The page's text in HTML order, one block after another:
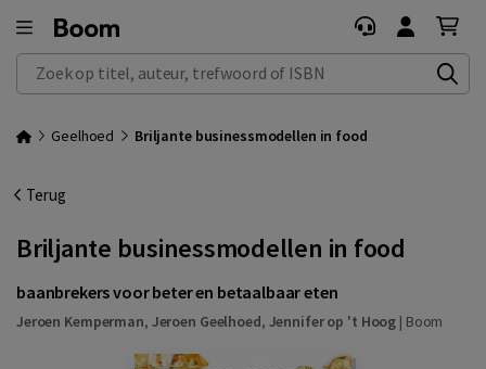
Zoek op titel, auteur, trefwoord of ISBN
Geelhoed Briljante businessmodellen in food
Terug
Briljante businessmodellen in food
baanbrekers voor beter en betaalbaar eten
Jeroen Kemperman, Jeroen Geelhoed, Jennifer op 't Hoog | Boom